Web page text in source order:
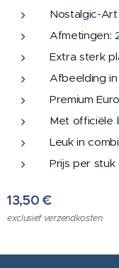
Nostalgic-
Afmetingen:
Extra sterk
Afbeelding
Premium
Met officiële
Leuk in
Prijs per stuk
13,50 €
exclusief verzendkosten